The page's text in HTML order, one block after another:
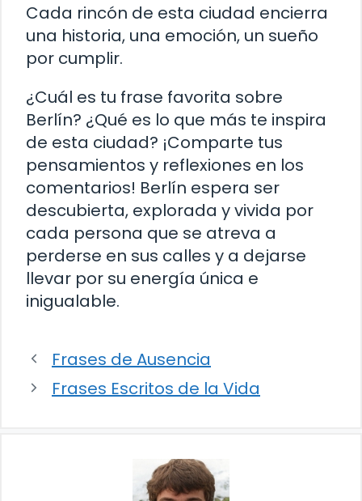
Cada rincón de esta ciudad encierra
una historia, una emoción, un sueño
por cumplir.
¿Cuál es tu frase favorita sobre
Berlín? ¿Qué es lo que más te inspira
de esta ciudad? ¡Comparte tus
pensamientos y reflexiones en los
comentarios! Berlín espera ser
descubierta, explorada y vivida por
cada persona que se atreva a
perderse en sus calles y a dejarse
llevar por su energía única e
inigualable.
Frases de Ausencia
Frases Escritos de la Vida